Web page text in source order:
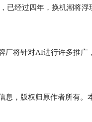
已经过四年，换机潮将
将针对AI进行许多推广
，版权归原作者所有